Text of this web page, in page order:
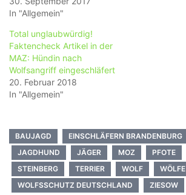
In "Allgemein"
Total unglaubwürdig!
Faktencheck Artikel in der
MAZ: Hündin nach
Wolfsangriff eingeschläfert
20. Februar 2018
In "Allgemein"
BAUJAGD EINSCHLÄFERN BRANDENBURG
JAGDHUND
JÄGER MOZ PFOTE
STEINBERG
TERRIER WOLF
WÖLFE
WOLFSSCHUTZ DEUTSCHLAND
ZIESOW